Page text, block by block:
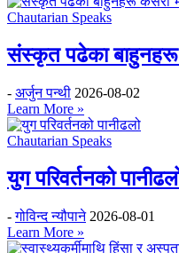
Chautarian Speaks
संस्कृत पढेका
- अर्जुन पन्थी 2026-08-02
Learn More »
Chautarian Speaks
युग परिवर्तनको
-गोविन्द न्यौपाने 2026-08-01
Learn More »